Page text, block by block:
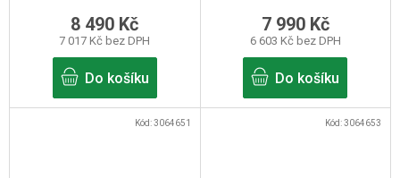
7 017 Kč bez DPH
8 490 Kč
Do košíku
6 603 Kč bez DPH
7 990 Kč
Do košíku
Kód:3064651 Kód:3064653